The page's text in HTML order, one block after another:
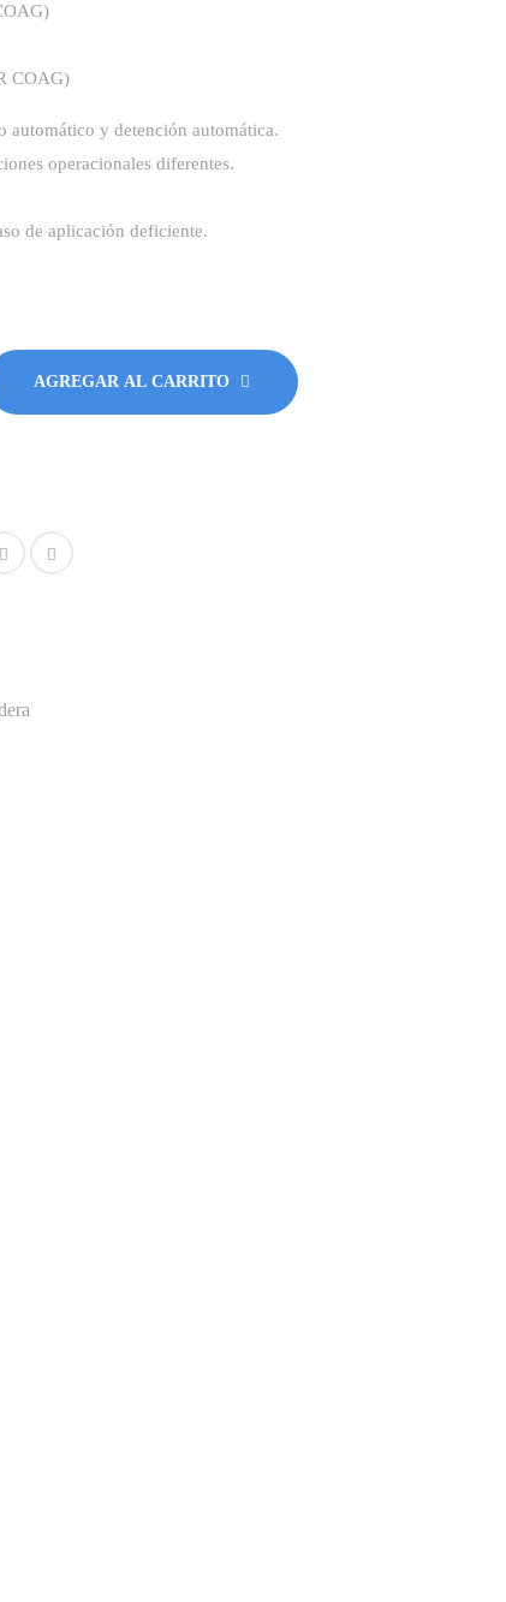
COAG)
automático y detención automática.
operacionales diferentes.
de aplicación deficiente.
AGREGAR AL CARRITO